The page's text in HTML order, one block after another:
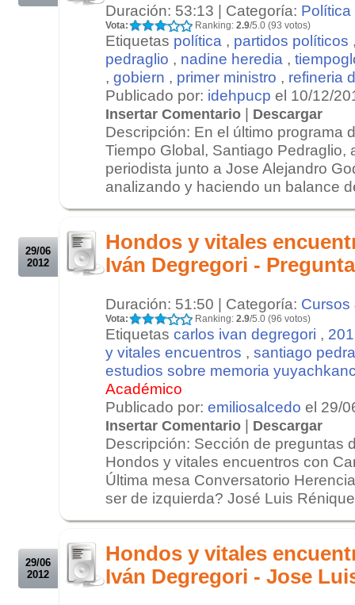
Duración: 53:13 | Categoría: Política
Vota: Ranking: 2.9/5.0 (93 votos)
Etiquetas política , partidos políticos
pedraglio , nadine heredia ,
, gobiern , primer ministro , refineria
Publicado por: idehpucp el 10/12/
Insertar Comentario | Descargar
Descripción: En el último programa
Tiempo Global, Santiago Pedraglio,
periodista junto a Jose Alejandro
analizando y haciendo un balance
29/06
2012
Hondos y vitales
Iván Degregori -
Duración: 51:50 | Categoría: Cursos
Vota: Ranking: 2.9/5.0 (96 votos)
Etiquetas carlos ivan degregori ,
y vitales encuentros , santiago
estudios sobre memoria
Académico
Publicado por: emiliosalcedo el 29/
Insertar Comentario | Descargar
Descripción: Sección de preguntas
Hondos y vitales encuentros con
Última mesa Conversatorio
ser de izquierda? José Luis
29/06
2012
Hondos y vitales
Iván Degregori - Jose